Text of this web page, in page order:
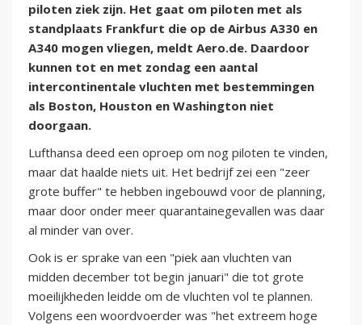
piloten ziek zijn. Het gaat om piloten met als
standplaats Frankfurt die op de Airbus A330 en
A340 mogen vliegen, meldt Aero.de. Daardoor
kunnen tot en met zondag een aantal
intercontinentale vluchten met bestemmingen
als Boston, Houston en Washington niet
doorgaan.
Lufthansa deed een oproep om nog piloten te vinden,
maar dat haalde niets uit. Het bedrijf zei een "zeer
grote buffer" te hebben ingebouwd voor de planning,
maar door onder meer quarantainegevallen was daar
al minder van over.
Ook is er sprake van een "piek aan vluchten van
midden december tot begin januari" die tot grote
moeilijkheden leidde om de vluchten vol te plannen.
Volgens een woordvoerder was "het extreem hoge